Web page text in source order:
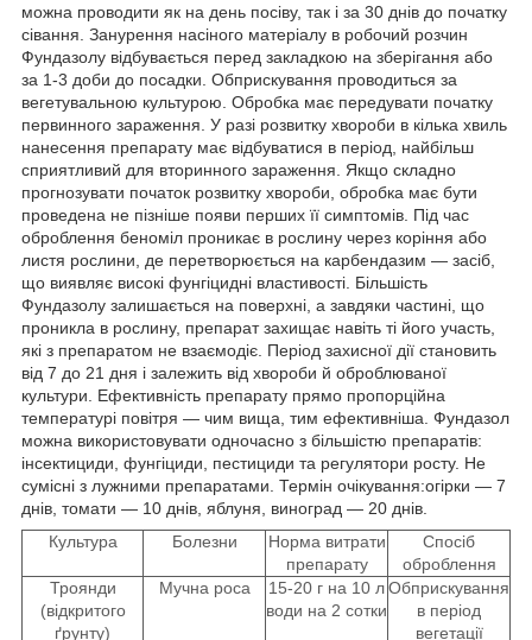
можна проводити як на день посіву, так і за 30 днів до початку
сівання. Занурення насіного матеріалу в робочий розчин
Фундазолу відбувається перед закладкою на зберігання або
за 1-3 доби до посадки. Обприскування проводиться за
вегетувальною культурою. Обробка має передувати початку
первинного зараження. У разі розвитку хвороби в кілька хвиль
нанесення препарату має відбуватися в період, найбільш
сприятливий для вторинного зараження. Якщо складно
прогнозувати початок розвитку хвороби, обробка має бути
проведена не пізніше появи перших її симптомів. Під час
оброблення беноміл проникає в рослину через коріння або
листя рослини, де перетворюється на карбендазим — засіб,
що виявляє високі фунгіцидні властивості. Більшість
Фундазолу залишається на поверхні, а завдяки частині, що
проникла в рослину, препарат захищає навіть ті його участь,
які з препаратом не взаємодіє. Період захисної дії становить
від 7 до 21 дня і залежить від хвороби й оброблюваної
культури. Ефективність препарату прямо пропорційна
температурі повітря — чим вища, тим ефективніша. Фундазол
можна використовувати одночасно з більшістю препаратів:
інсектициди, фунгіциди, пестициди та регулятори росту. Не
сумісні з лужними препаратами. Термін очікування:огірки — 7
днів, томати — 10 днів, яблуня, виноград — 20 днів.
Культура
Болезни
Норма витрати
препарату
Спосіб
оброблення
Троянди
(відкритого
ґрунту)
Мучна роса
15-20 г на 10 л
води на 2 сотки
Обприскування
в період
вегетації